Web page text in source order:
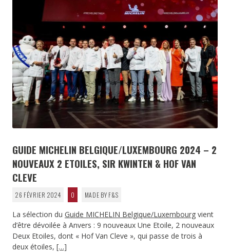
GUIDE MICHELIN BELGIQUE/LUXEMBOURG 2024 – 2
NOUVEAUX 2 ETOILES, SIR KWINTEN & HOF VAN
CLEVE
26 FÉVRIER 2024 0 MADE BY F&S
La sélection du Guide MICHELIN Belgique/Luxembourg vient
d’être dévoilée à Anvers : 9 nouveaux Une Etoile, 2 nouveaux
Deux Etoiles, dont « Hof Van Cleve », qui passe de trois à
deux étoiles, […]